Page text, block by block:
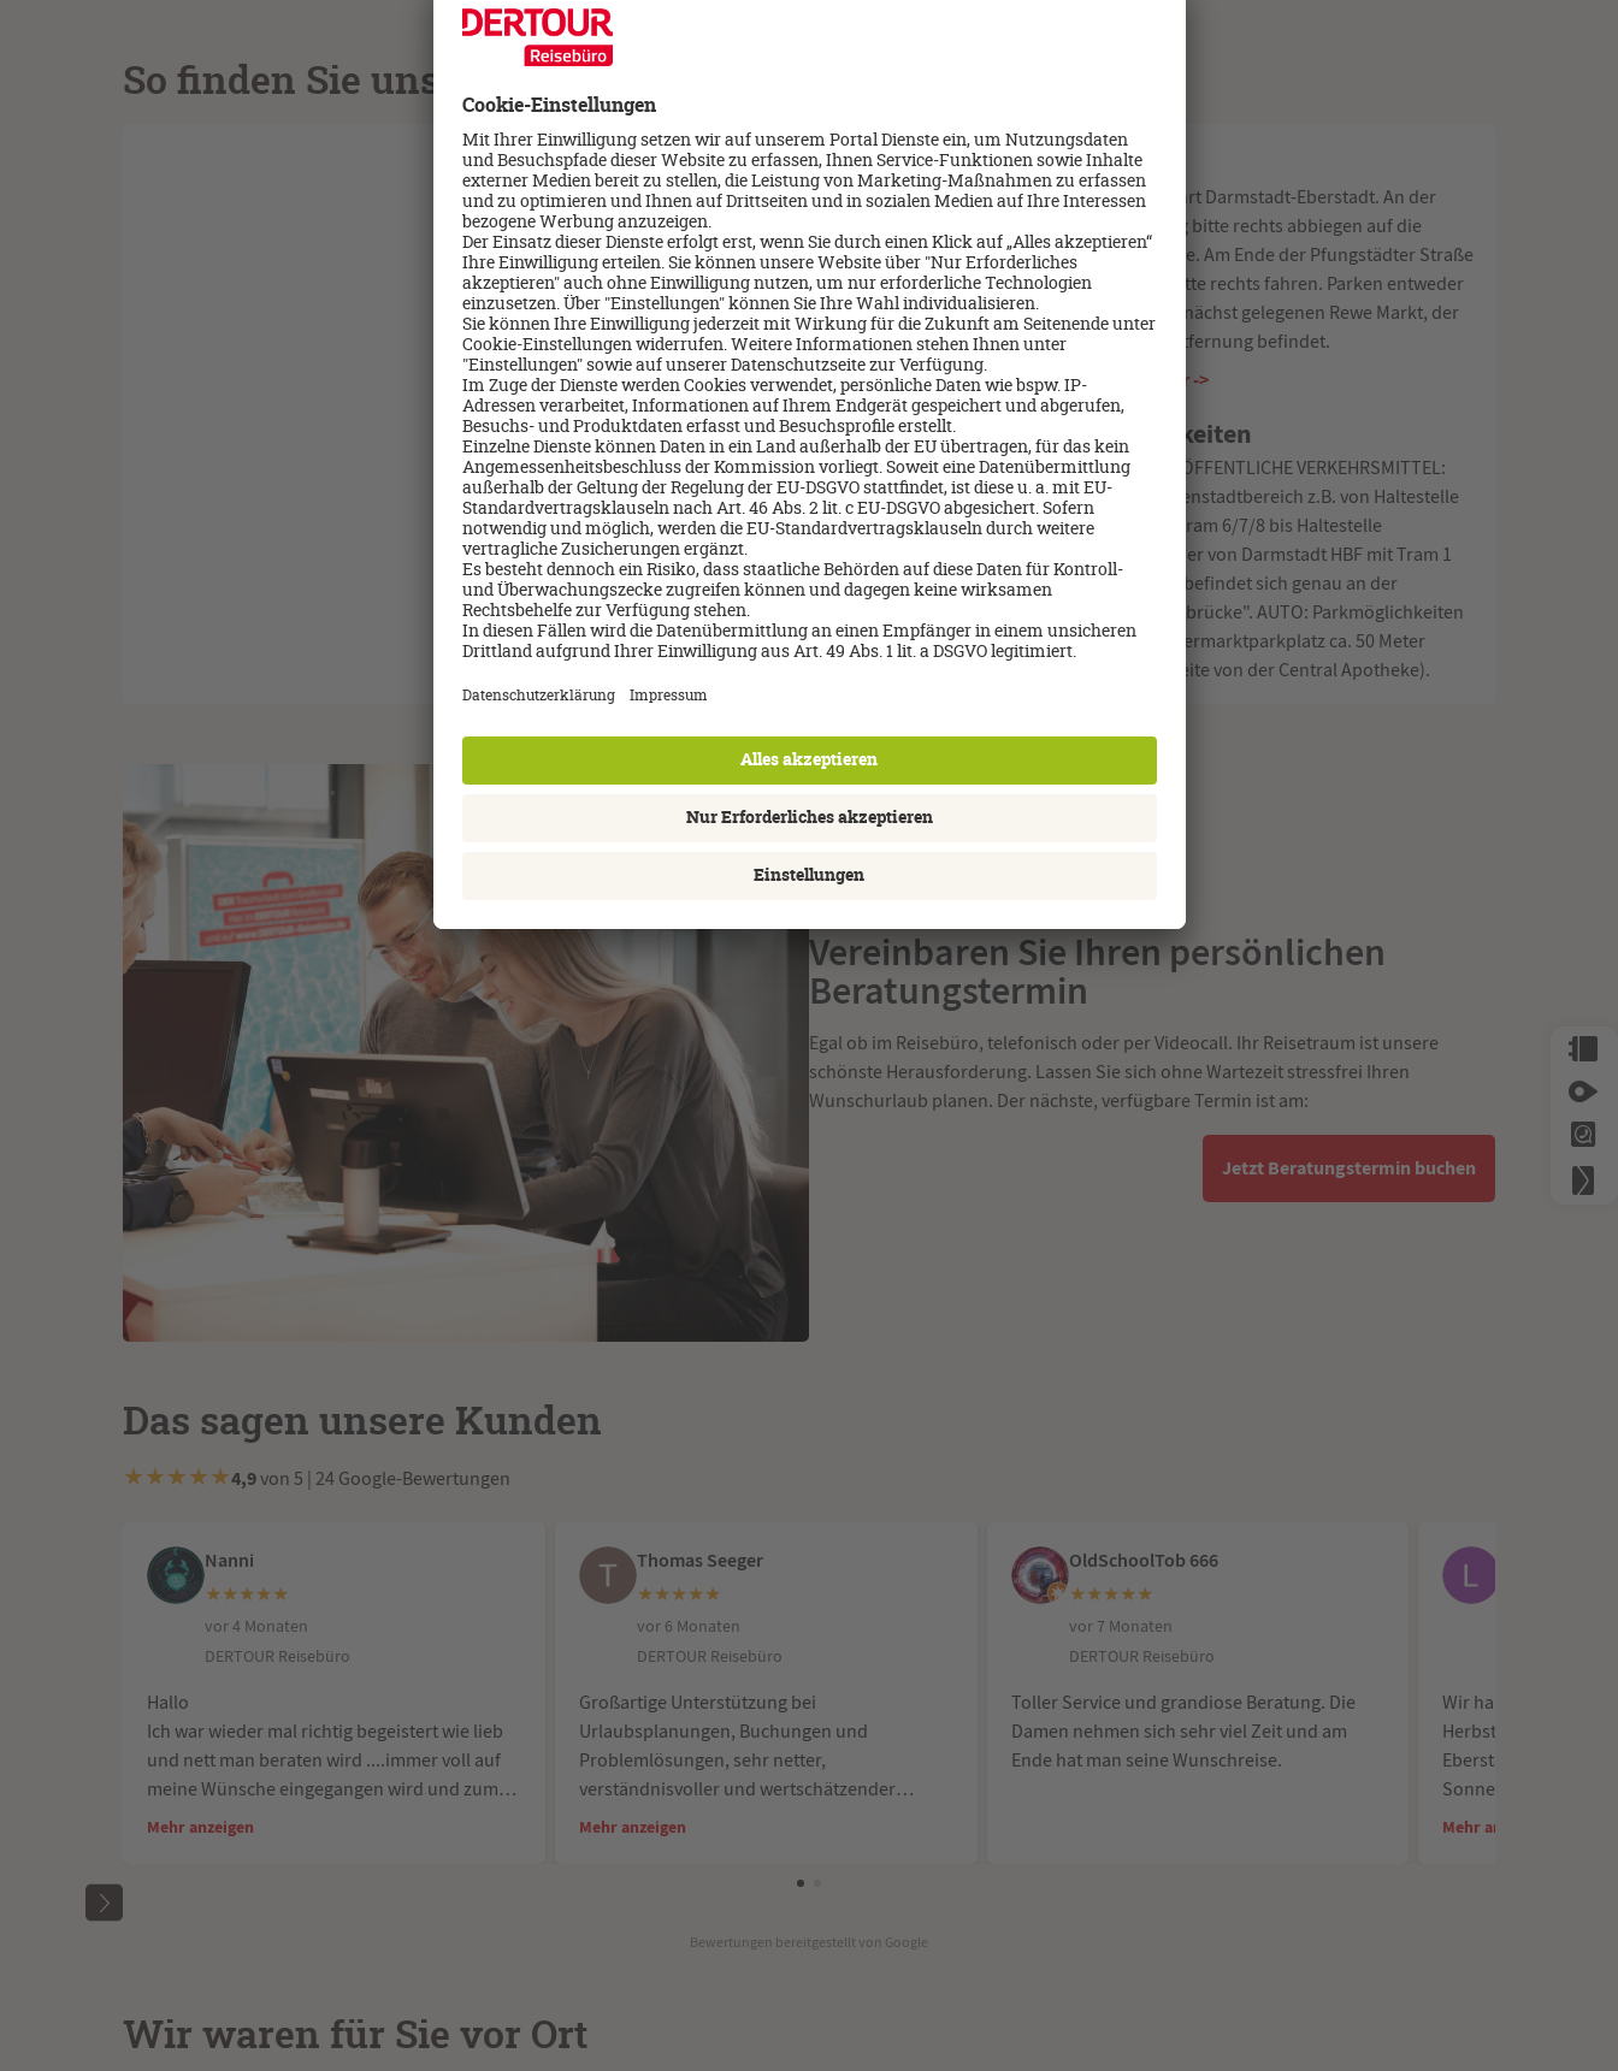
So finden Sie uns
Adresse
über die A5, Ausfahrt Darmstadt-Eberstadt. An der
nächsten Kreuzung bitte rechts abbiegen auf die
Pfungstädter Straße. Am Ende der Pfungstädter Straße
an der Kreuzung bitte rechts fahren. Parken entweder
öffentlich oder am nächst gelegenen Rewe Markt, der
sich in ca. 100m Entfernung befindet.
Zum Routenplaner ->
Parkmöglichkeiten
So finden Sie uns: ÖFFENTLICHE VERKEHRSMITTEL:
von Darmstadt Innenstadtbereich z.B. von Haltestelle
"Luisenplatz" mit Tram 6/7/8 bis Haltestelle
"Modaubrücke" oder von Darmstadt HBF mit Tram 1
direkt. Unser Büro befindet sich genau an der
Haltestelle "Modaubrücke". AUTO: Parkmöglichkeiten
auf dem REWE Supermarktparkplatz ca. 50 Meter
entfernt (auf der Seite von der Central Apotheke).
Vereinbaren Sie Ihren persönlichen
Beratungstermin
Egal ob im Reisebüro, telefonisch oder per Videocall. Ihr Reisetraum ist unsere
schönste Herausforderung. Lassen Sie sich ohne Wartezeit stressfrei Ihren
Wunschurlaub planen. Der nächste, verfügbare Termin ist am:
Jetzt Beratungstermin buchen
Das sagen unsere Kunden
★★★★★4,9von 5 | 24 Google-Bewertungen
Nanni
★★★★★
vor 4 Monaten
DERTOUR Reisebüro
Hallo
Ich war wieder mal richtig begeistert wie lieb
und nett man beraten wird ....immer voll auf
meine Wünsche eingegangen wird und zum
Schluss immer was TOLLES dabei
Mehr anzeigen
Thomas Seeger
★★★★★
vor 6 Monaten
DERTOUR Reisebüro
Großartige Unterstützung bei
Urlaubsplanungen, Buchungen und
Problemlösungen, sehr netter,
verständnisvoller und wertschätzender
Umgang mit Kundinnen und Kunden sowie
Problemen. Liebe Frau Wannemacher, vielen
Mehr anzeigen
OldSchoolTob 666
★★★★★
vor 7 Monaten
DERTOUR Reisebüro
Toller Service und grandiose Beratung. Die
Damen nehmen sich sehr viel Zeit und am
Ende hat man seine Wunschreise.
Wir haben unseren
Herbstferien über
Eberstadt gebucht.
Sonne, Strand und
Kreuzfahrt mit der
Mehr anzeigen
Bewertungen bereitgestellt von Google
Wir waren für Sie vor Ort